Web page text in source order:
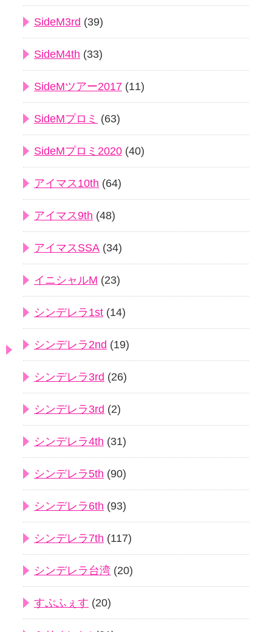
SideM3rd (39)
SideM4th (33)
SideMツアー2017 (11)
SideMプロミ (63)
SideMプロミ2020 (40)
アイマス10th (64)
アイマス9th (48)
アイマスSSA (34)
イニシャルM (23)
シンデレラ1st (14)
シンデレラ2nd (19)
シンデレラ3rd (26)
シンデレラ3rd (2)
シンデレラ4th (31)
シンデレラ5th (90)
シンデレラ6th (93)
シンデレラ7th (117)
シンデレラ台湾 (20)
すぷふぇす (20)